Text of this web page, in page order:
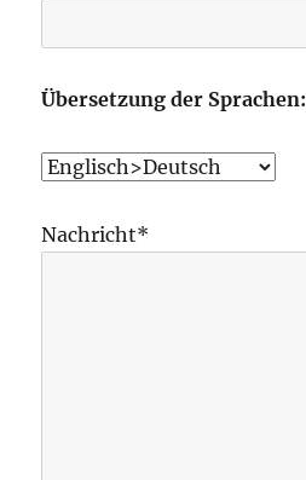
Übersetzung der Sprachen:
Nachricht*